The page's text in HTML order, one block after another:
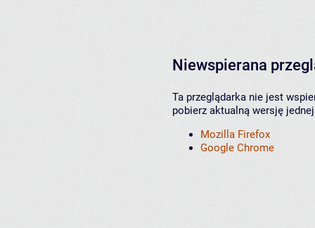
Niewspierana
Ta przeglądarka nie jest
pobierz aktualną wersję
Mozilla Firefox
Google Chrome